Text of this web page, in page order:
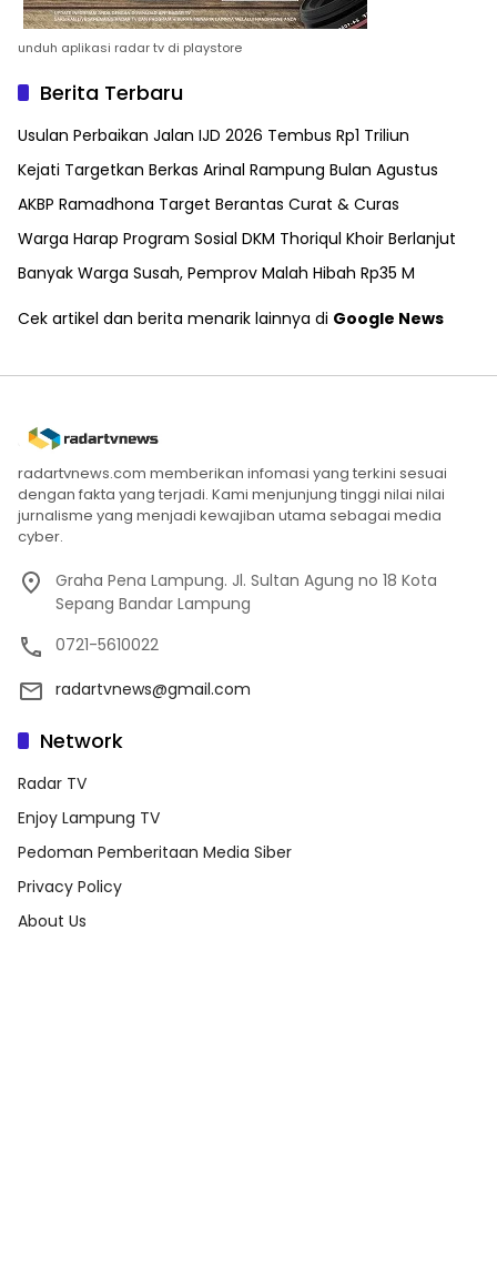
unduh aplikasi radar tv di playstore
Berita Terbaru
Usulan Perbaikan Jalan IJD 2026 Tembus Rp1 Triliun
Kejati Targetkan Berkas Arinal Rampung Bulan Agustus
AKBP Ramadhona Target Berantas Curat & Curas
Warga Harap Program Sosial DKM Thoriqul Khoir Berlanjut
Banyak Warga Susah, Pemprov Malah Hibah Rp35 M
Cek artikel dan berita menarik lainnya di Google News
radartvnews.com memberikan infomasi yang terkini sesuai
dengan fakta yang terjadi. Kami menjunjung tinggi nilai nilai
jurnalisme yang menjadi kewajiban utama sebagai media
cyber.
Graha Pena Lampung. Jl. Sultan Agung no 18 Kota
Sepang Bandar Lampung
0721-5610022
radartvnews@gmail.com
Network
Radar TV
Enjoy Lampung TV
Pedoman Pemberitaan Media Siber
Privacy Policy
About Us